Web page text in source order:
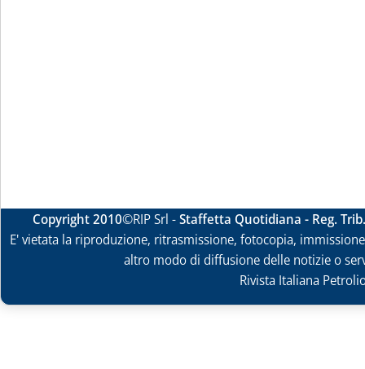
Copyright 2010©RIP Srl -Staffetta Quotidiana - Reg.
E' vietata la riproduzione, ritrasmissione, fotocopia,
altro modo di diffusione delle notizie o
Rivista Italiana